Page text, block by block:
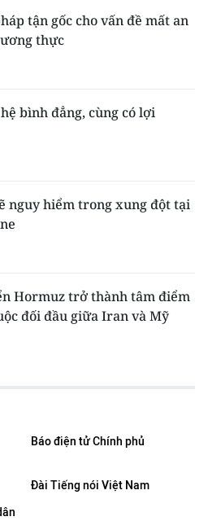
tận gốc cho vấn đề mất an
thực
bình đẳng, cùng có lợi
nguy hiểm trong xung đột tại
Hormuz trở thành tâm điểm
đối đầu giữa Iran và Mỹ
Báo điện tử Chính phủ
Đài Tiếng nói Việt Nam